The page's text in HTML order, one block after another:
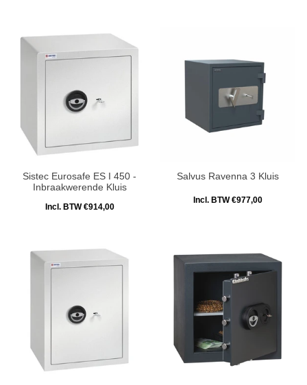
Sistec Eurosafe ES I 450 -
Inbraakwerende Kluis
Incl. BTW €914,00
Salvus Ravenna 3 Kluis
Incl. BTW €977,00